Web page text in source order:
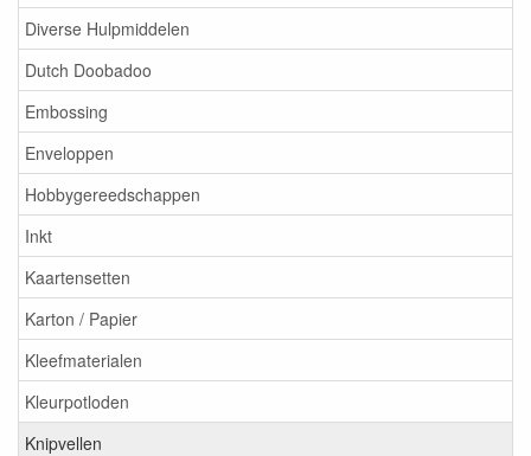
Diverse Hulpmiddelen
Dutch Doobadoo
Embossing
Enveloppen
Hobbygereedschappen
Inkt
Kaartensetten
Karton / Papier
Kleefmaterialen
Kleurpotloden
Knipvellen